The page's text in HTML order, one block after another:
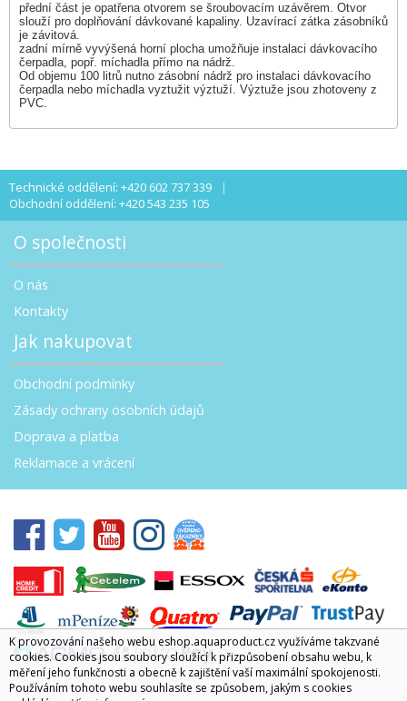
přední část je opatřena otvorem se šroubovacím uzávěrem. Otvor
slouží pro doplňování dávkované kapaliny. Uzavírací zátka zásobníků
je závitová.
zadní mírně vyvýšená horní plocha umožňuje instalaci dávkovacího
čerpadla, popř. míchadla přímo na nádrž.
Od objemu 100 litrů nutno zásobní nádrž pro instalaci dávkovacího
čerpadla nebo míchadla vyztužit výztuží. Výztuže jsou zhotoveny z
PVC.
Technické oddělení: +420 602 737 339
Obchodní oddělení: +420 543 235 105
O společnosti
O nás
Kontakty
Jak nakupovat
Obchodní podmínky
Zásady ochrany osobních údajů
Doprava a platba
Reklamace a vrácení
K provozování našeho webu eshop.aquaproduct.cz využíváme takzvané
cookies. Cookies jsou soubory sloužící k přizpůsobení obsahu webu, k
měření jeho funkčnosti a obecně k zajištění vaší maximální spokojenosti.
Používáním tohoto webu souhlasíte se způsobem, jakým s cookies